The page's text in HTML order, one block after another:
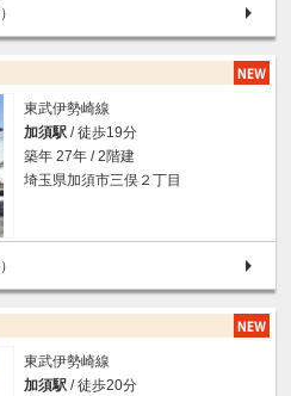
）
東武伊勢崎線
加須駅 / 徒歩19分
築年 27年 / 2階建
埼玉県加須市三俣２丁目
）
東武伊勢崎線
加須駅 / 徒歩20分